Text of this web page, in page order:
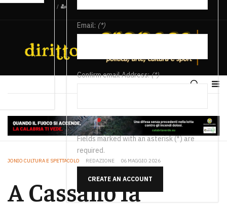
/
Email: (*)
Confirm email Address:(*)
Fields marked with an asterisk (*) are
required.
CREATE AN ACCOUNT
JONIO CULTURA E SPETTACOLO REDAZIONE 06 MAGGIO 2026
A Cassano la